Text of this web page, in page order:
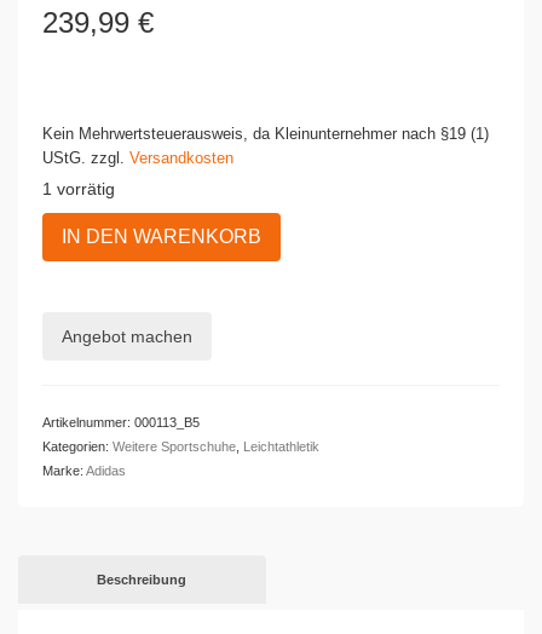
239,99 €
Kein Mehrwertsteuerausweis, da Kleinunternehmer nach §19 (1)
UStG. zzgl. Versandkosten
1 vorrätig
Sprintschuhe
IN DEN WARENKORB
Angebot machen
Artikelnummer: 000113_B5
Kategorien: Weitere Sportschuhe Leichtathletik
Marke: Adidas
Beschreibung